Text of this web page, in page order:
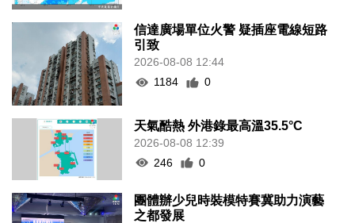
信達廣場單位火警 疑插座電線短路
引致
2026-08-08 12:44
1184
0
天氣酷熱 外港錄最高溫35.5°C
2026-08-08 12:39
246
0
團體辦少兒時裝模特賽冀助力演藝
之都發展